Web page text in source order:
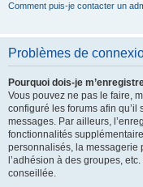
Comment puis-je contacter un
Problèmes de
Pourquoi dois-je
Vous pouvez ne pas le faire,
configuré les forums afin qu’il
messages. Par ailleurs,
fonctionnalités
personnalisés, la messagerie
l’adhésion à des groupes,
conseillée.